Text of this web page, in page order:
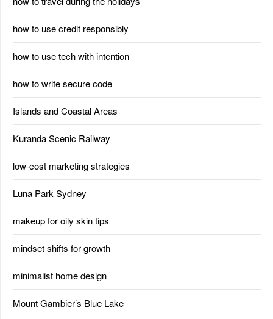
how to use credit responsibly
how to use tech with intention
how to write secure code
Islands and Coastal Areas
Kuranda Scenic Railway
low-cost marketing strategies
Luna Park Sydney
makeup for oily skin tips
mindset shifts for growth
minimalist home design
Mount Gambier’s Blue Lake